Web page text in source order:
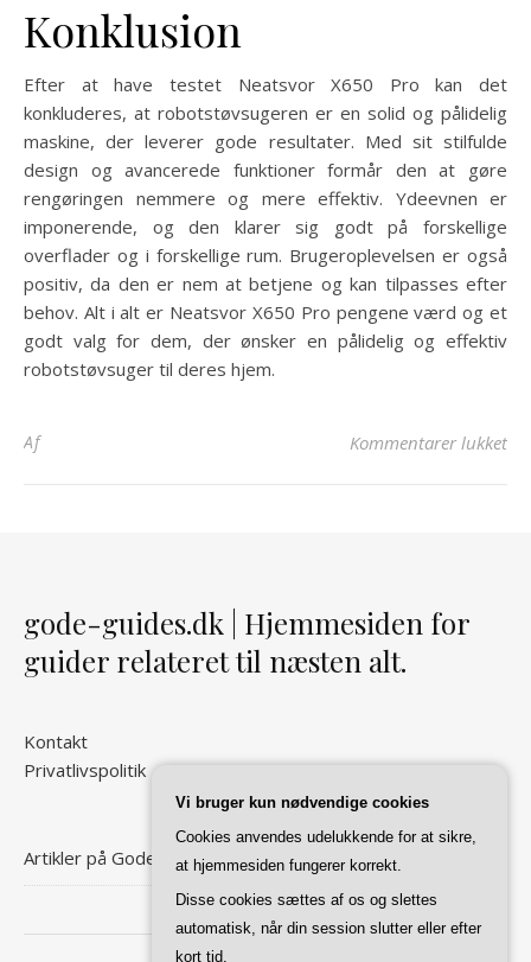
Konklusion
Efter at have testet Neatsvor X650 Pro kan det
konkluderes, at robotstøvsugeren er en solid og pålidelig
maskine, der leverer gode resultater. Med sit stilfulde
design og avancerede funktioner formår den at gøre
rengøringen nemmere og mere effektiv. Ydeevnen er
imponerende, og den klarer sig godt på forskellige
overflader og i forskellige rum. Brugeroplevelsen er også
positiv, da den er nem at betjene og kan tilpasses efter
behov. Alt i alt er Neatsvor X650 Pro pengene værd og et
godt valg for dem, der ønsker en pålidelig og effektiv
robotstøvsuger til deres hjem.
Af Kommentarer lukkettil
gode-guides.dk | Hjemmesiden for
guider relateret til næsten alt.
Kontakt
Privatlivspolitik
Artikler på Gode Guides
Vi bruger kun nødvendige cookies
Cookies anvendes udelukkende for at sikre,
at hjemmesiden fungerer korrekt.
Disse cookies sættes af os og slettes
automatisk, når din session slutter eller efter
kort tid.